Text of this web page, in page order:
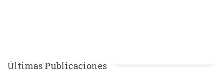
Últimas Publicaciones